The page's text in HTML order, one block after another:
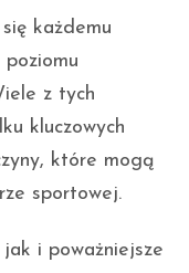
każdemu
z tych
kluczowych
które mogą
sportowej.
i poważniejsze